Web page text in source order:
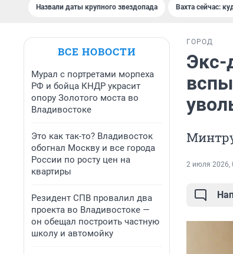
Назвали даты крупного звездопада Вахта сейчас:
ВСЕ НОВОСТИ
Мурал с портретами морпеха
РФ и бойца КНДР украсит
опору Золотого моста во
Владивостоке
Это как так-то? Владивосток
обогнал Москву и все города
России по росту цен на
квартиры
Резидент СПВ провалил два
проекта во Владивостоке —
он обещал построить частную
школу и автомойку
ГОРОД
Экс-
2 июля 2026,